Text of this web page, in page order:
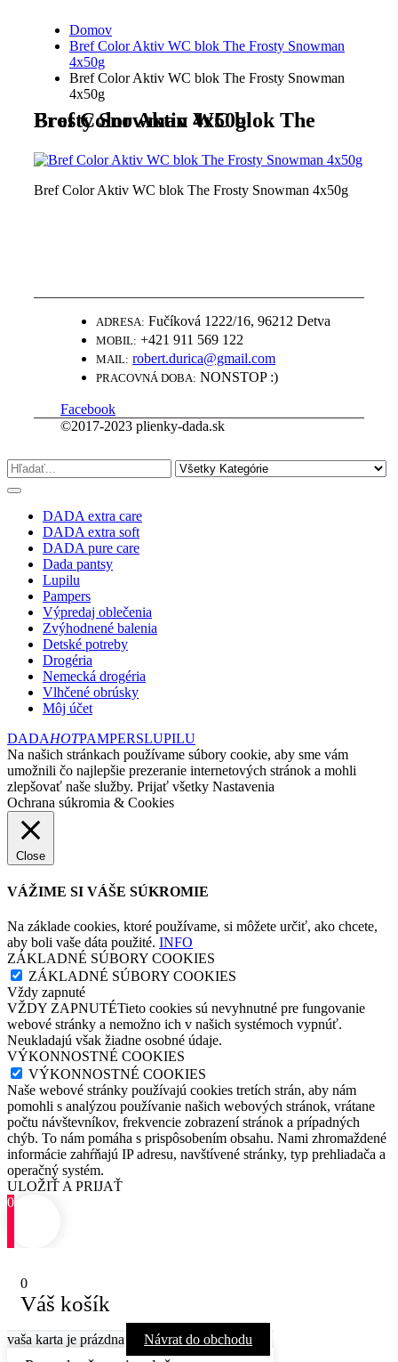
Domov
Bref Color Aktiv WC blok The Frosty Snowman
4x50g
Bref Color Aktiv WC blok The Frosty Snowman
4x50g
Bref Color Aktiv WC blok The Frosty Snowman 4x50g
Bref Color Aktiv WC blok The Frosty Snowman 4x50g
ADRESA: Fučíková 1222/16, 96212 Detva
MOBIL: +421 911 569 122
MAIL: robert.durica@gmail.com
PRACOVNÁ DOBA: NONSTOP :)
Facebook
©2017-2023 plienky-dada.sk
DADA extra care
DADA extra soft
DADA pure care
Dada pantsy
Lupilu
Pampers
Výpredaj oblečenia
Zvýhodnené balenia
Detské potreby
Drogéria
Nemecká drogéria
Vlhčené obrúsky
Môj účet
DADAHOTPAMPERSLUPILU
Na našich stránkach používame súbory cookie, aby sme vám
umožnili čo najlepšie prezeranie internetových stránok a mohli
zlepšovať naše služby. Prijať všetky Nastavenia
Ochrana súkromia & Cookies
Close
VÁŽIME SI VÁŠE SÚKROMIE
Na základe cookies, ktoré používame, si môžete určiť, ako chcete,
aby boli vaše dáta použité. INFO
ZÁKLADNÉ SÚBORY COOKIES
ZÁKLADNÉ SÚBORY COOKIES
Vždy zapnuté
VŽDY ZAPNUTÉTieto cookies sú nevyhnutné pre fungovanie
webové stránky a nemožno ich v našich systémoch vypnúť.
Neukladajú však žiadne osobné údaje.
VÝKONNOSTNÉ COOKIES
VÝKONNOSTNÉ COOKIES
Naše webové stránky používajú cookies tretích strán, aby nám
pomohli s analýzou používanie našich webových stránok, vrátane
počtu návštevníkov, frekvencie zobrazení stránok a prípadných
chýb. To nám pomáha s prispôsobením obsahu. Nami zhromaždené
informácie zahŕňajú IP adresu, navštívené stránky, typ prehliadača a
operačný systém.
ULOŽIŤ A PRIJAŤ
0
0
Váš košík
vaša karta je prázdna Návrat do obchodu